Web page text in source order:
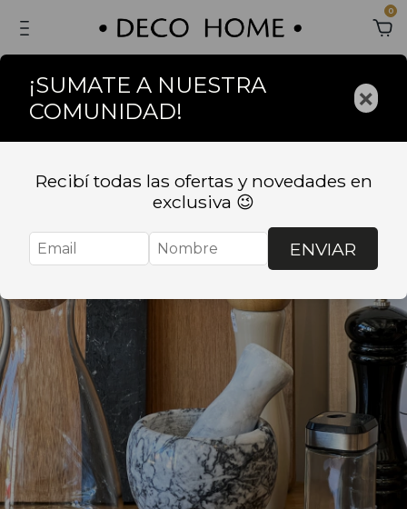
0
¡SUMATE A NUESTRA
COMUNIDAD!
×
Recibí todas las ofertas y novedades en
exclusiva 😉
ENVIAR